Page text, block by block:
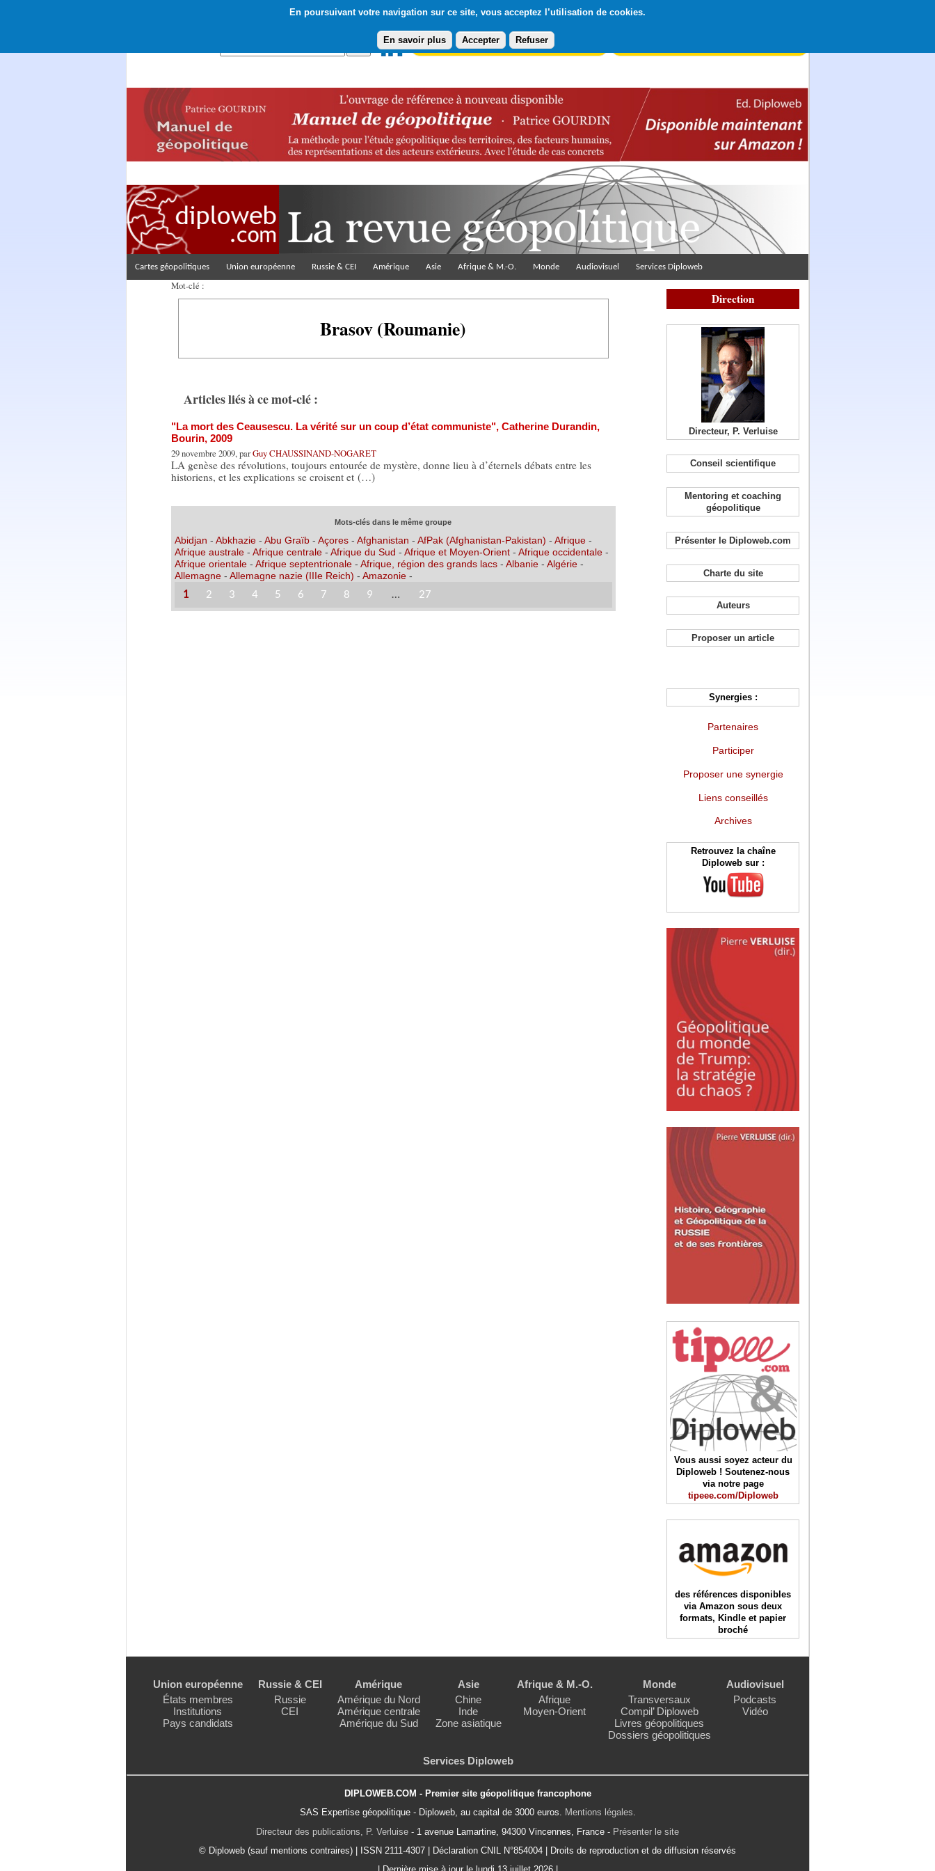
En poursuivant votre navigation sur ce site, vous acceptez l’utilisation de cookies.
En savoir plus Accepter Refuser
Abonnement gratuit à la Lettre du Diploweb
Cartes géopolitiques Union européenne Russie & CEI Amérique Asie Afrique & M.-O. Monde Audiovisuel Services Diploweb
Mot-clé :
Brasov (Roumanie)
Articles liés à ce mot-clé :
"La mort des Ceausescu. La vérité sur un coup d’état communiste", Catherine Durandin,
Bourin, 2009
29 novembre 2009, parGuy CHAUSSINAND-NOGARET
LA genèse des révolutions, toujours entourée de mystère, donne lieu à d’éternels débats entre les
historiens, et les explications se croisent et (…)
Mots-clés dans le même groupe
Abidjan - Abkhazie- Abu Graïb- Açores- Afghanistan - AfPak (Afghanistan-Pakistan) - Afrique-
Afrique australe- Afrique centrale - Afrique du Sud - Afrique et Moyen-Orient - Afrique occidentale -
Afrique orientale - Afrique septentrionale - Afrique, région des grands lacs- Albanie - Algérie -
Allemagne - Allemagne nazie (IIIe Reich) - Amazonie-
1 2 3 4 5 6 7 8 9 … 27
Direction
Directeur, P. Verluise
Conseil scientifique
Mentoring et coaching
géopolitique
Présenter le Diploweb.com
Charte du site
Auteurs
Proposer un article
Synergies :
Partenaires
Participer
Proposer une synergie
Liens conseillés
Archives
Retrouvez la chaîne
Diploweb sur :
Vous aussi soyez acteur du
Diploweb ! Soutenez-nous
via notre page
tipeee.com/Diploweb
des références disponibles
via Amazon sous deux
formats, Kindle et papier
broché
Union européenne
États membres
Institutions
Pays candidats
Russie & CEI
Russie
CEI
Amérique
Amérique du Nord
Amérique centrale
Amérique du Sud
Asie
Chine
Inde
Zone asiatique
Afrique & M.-O.
Afrique
Moyen-Orient
Monde
Transversaux
Compil’ Diploweb
Livres géopolitiques
Dossiers géopolitiques
Audiovisuel
Podcasts
Vidéo
Services Diploweb
DIPLOWEB.COM - Premier site géopolitique francophone
SAS Expertise géopolitique - Diploweb, au capital de 3000 euros. Mentions légales.
Directeur des publications, P. Verluise - 1 avenue Lamartine, 94300 Vincennes, France - Présenter le site
© Diploweb (sauf mentions contraires) | ISSN 2111-4307 | Déclaration CNIL N°854004 | Droits de reproduction et de diffusion réservés